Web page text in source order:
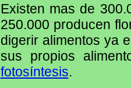
Existen mas de
250.000 producen
digerir alimentos ya
sus propios
fotosíntesis.